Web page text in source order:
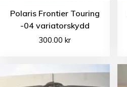
Polaris Frontier Touring
-04 variatorskydd
300.00kr